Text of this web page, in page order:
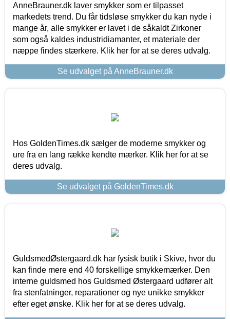
AnneBrauner.dk laver smykker som er tilpasset
markedets trend. Du får tidsløse smykker du kan nyde i
mange år, alle smykker er lavet i de såkaldt Zirkoner
som også kaldes industridiamanter, et materiale der
næppe findes stærkere. Klik her for at se deres udvalg.
Se udvalget på AnneBrauner.dk
Hos GoldenTimes.dk sælger de moderne smykker og
ure fra en lang række kendte mærker. Klik her for at se
deres udvalg.
Se udvalget på GoldenTimes.dk
GuldsmedØstergaard.dk har fysisk butik i Skive, hvor du
kan finde mere end 40 forskellige smykkemærker. Den
interne guldsmed hos Guldsmed Østergaard udfører alt
fra stenfatninger, reparationer og nye unikke smykker
efter eget ønske. Klik her for at se deres udvalg.